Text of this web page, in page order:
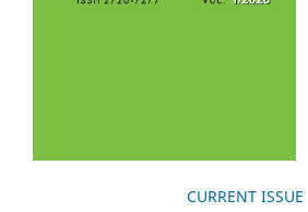
CURRENT ISSUE